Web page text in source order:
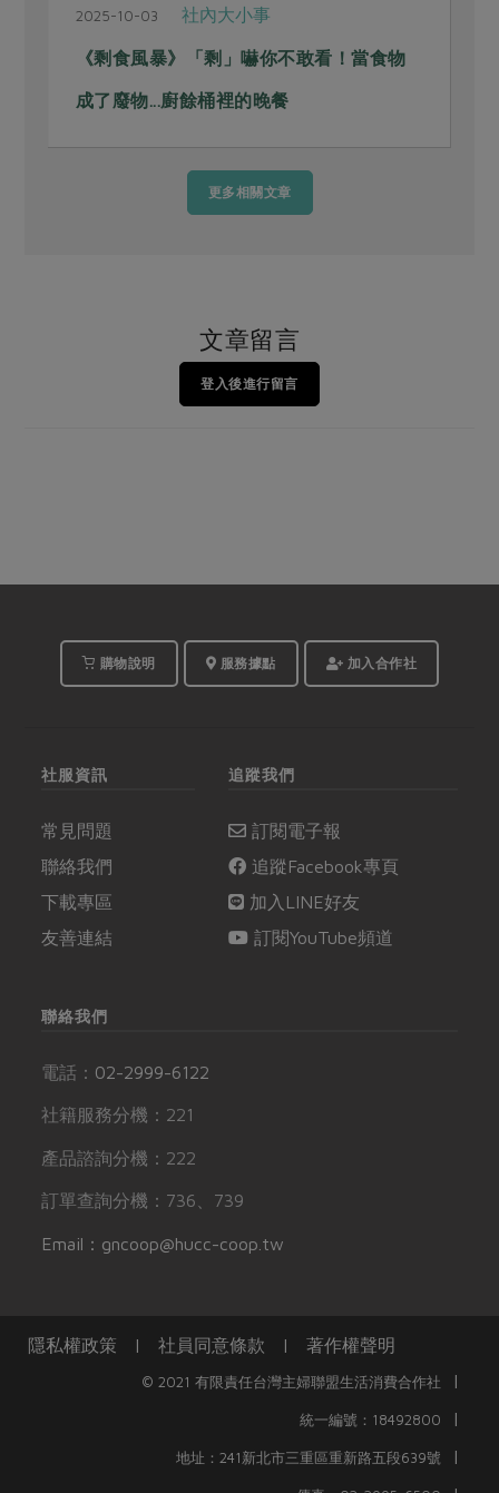
2025-10-03 社內大小事
《剩食風暴》「剩」嚇你不敢看！當食物
成了廢物...廚餘桶裡的晚餐
更多相關文章
文章留言
登入後進行留言
購物說明 服務據點 加入合作社
社服資訊
常見問題
聯絡我們
下載專區
友善連結
追蹤我們
訂閱電子報
追蹤Facebook專頁
加入LINE好友
訂閱YouTube頻道
聯絡我們
電話： 02-2999-6122
社籍服務分機：221
產品諮詢分機：222
訂單查詢分機：736、739
Email：gncoop@hucc-coop.tw
隱私權政策 | 社員同意條款 | 著作權聲明
© 2021 有限責任台灣主婦聯盟生活消費合作社 |
統一編號：18492800 |
地址：241新北市三重區重新路五段639號 |